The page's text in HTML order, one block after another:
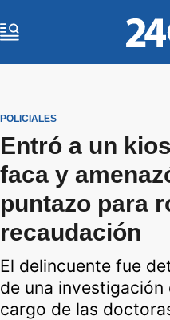
POLICIALES
Entró a un
faca y
puntazo para
recaudación
El delincuente fue
de una investigación
cargo de las